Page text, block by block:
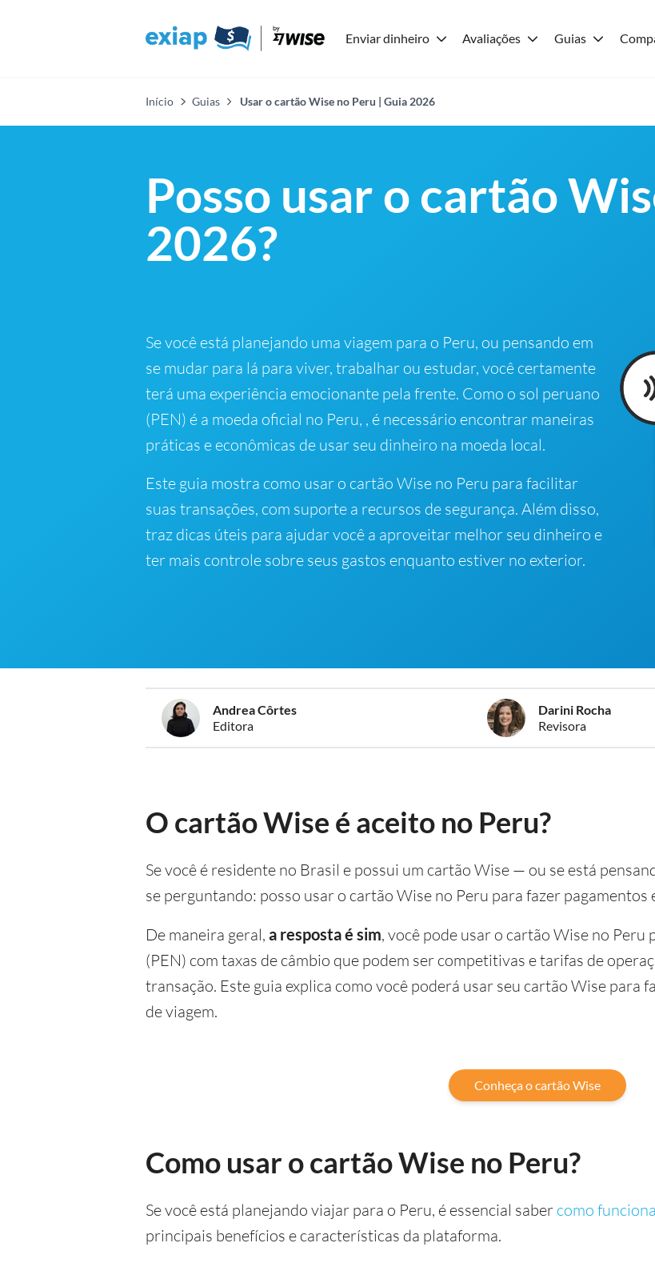
Enviar dinheiro Avaliações Guias
Início Guias Usar o cartão Wise no Peru | Guia 2026
Posso usar o cartão
2026?
Se você está planejando uma viagem para o Peru, ou pensando em
se mudar para lá para viver, trabalhar ou estudar, você certamente
terá uma experiência emocionante pela frente. Como o sol peruano
(PEN) é a moeda oficial no Peru, , é necessário encontrar maneiras
práticas e econômicas de usar seu dinheiro na moeda local.
Este guia mostra como usar o cartão Wise no Peru para facilitar
suas transações, com suporte a recursos de segurança. Além disso,
traz dicas úteis para ajudar você a aproveitar melhor seu dinheiro e
ter mais controle sobre seus gastos enquanto estiver no exterior.
Andrea Côrtes
Editora
Darini Rocha
Revisora
O cartão Wise é aceito no Peru?
Se você é residente no Brasil e possui um cartão Wise — ou se está
se perguntando: posso usar o cartão Wise no Peru para fazer pagamentos
De maneira geral, a resposta é sim, você pode usar o cartão Wise no
(PEN) com taxas de câmbio que podem ser competitivas e tarifas de
transação. Este guia explica como você poderá usar seu cartão Wise para
de viagem.
Conheça o cartão Wise
Como usar o cartão Wise no Peru?
Se você está planejando viajar para o Peru, é essencial saber como
principais benefícios e características da plataforma.